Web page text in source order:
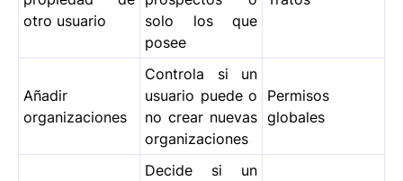
otro usuario
solo los que
posee
Añadir
organizaciones
Controla si un
usuario puede o
no crear nuevas
organizaciones
Permisos
globales
Decide si un